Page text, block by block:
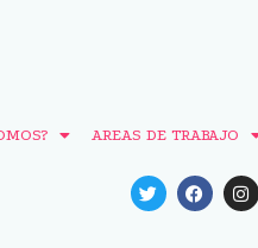
AREAS DE TRABAJO